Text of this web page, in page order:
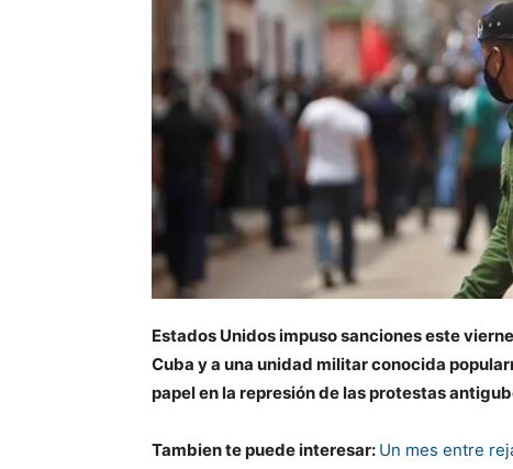
Estados Unidos impuso sanciones este
Cuba y a una unidad militar conocida
papel en la represión de las protestas
Tambien te puede interesar: Un mes entre